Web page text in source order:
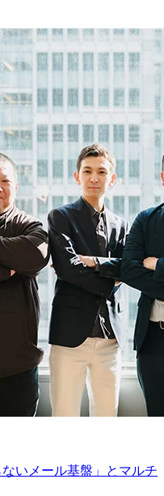
いメール基盤」とマルチ